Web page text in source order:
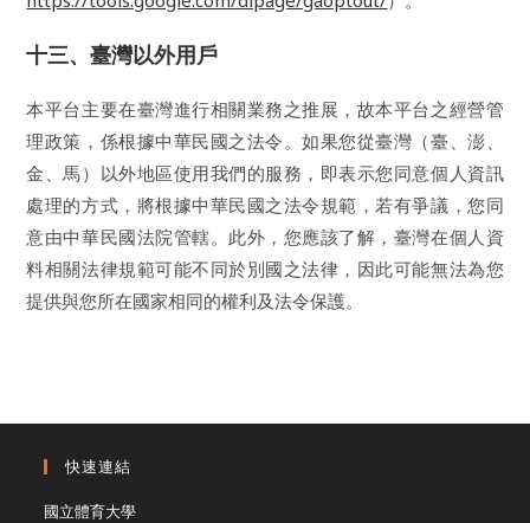
十三、臺灣以外用戶
本平台主要在臺灣進行相關業務之推展，故本平台之經營管
理政策，係根據中華民國之法令。如果您從臺灣（臺、澎、
金、馬）以外地區使用我們的服務，即表示您同意個人資訊
處理的方式，將根據中華民國之法令規範，若有爭議，您同
意由中華民國法院管轄。此外，您應該了解，臺灣在個人資
料相關法律規範可能不同於別國之法律，因此可能無法為您
提供與您所在國家相同的權利及法令保護。
快速連結
國立體育大學